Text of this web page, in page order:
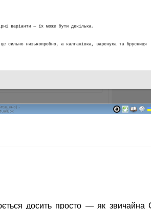
досить просто — як звичайна